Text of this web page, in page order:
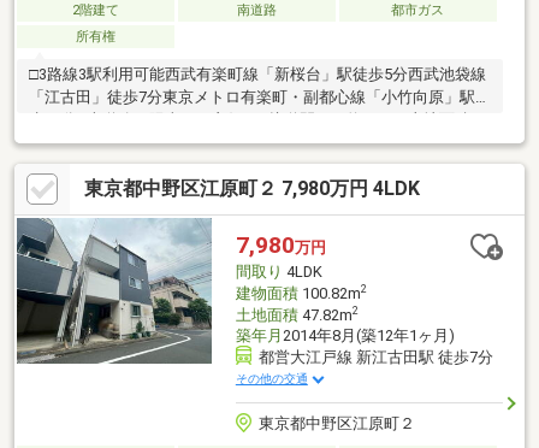
2階建て 南道路
都市ガス
所有権
□3路線3駅利用可能西武有楽町線「新桜台」駅徒歩5分西武池袋線
「江古田」徒歩7分東京メトロ有楽町・副都心線「小竹向原」駅徒
165.31㎡(50.00坪)□建物面積：162.71㎡(49.21坪)□間取り：
5LDK+納戸□平成8年11月築□建築会社：ミサワホーム株式会社
東京都中野区江原町２ 7,980万円 4LDK
7,980万円
間取り 4LDK
建物面積100.82m2
土地面積47.82m2
築年月 2014年8月(築12年1ヶ月)
都営大江戸線 新江古田駅 徒歩7分
その他の交通
東京都中野区江原町２